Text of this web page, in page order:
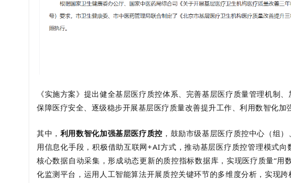
《实施方案》提出健全基层医疗质控体系、完善基层医疗质量管理机制
保障医疗安全、逐级稳步开展基层医疗质量改善提升工作、利用数智化加
其中， 利用数智化加强基层医疗质控 ，鼓励市级基层医疗质控中心（组
用信息化手段，积极借助互联网+AI方式，推动基层医疗质控管理模式
核心数据自动采集，形成动态更新的质控指标数据库，实现医疗质量“用
化监测平台，运用人工智能算法开展质控关键环节的多维度分析，实现